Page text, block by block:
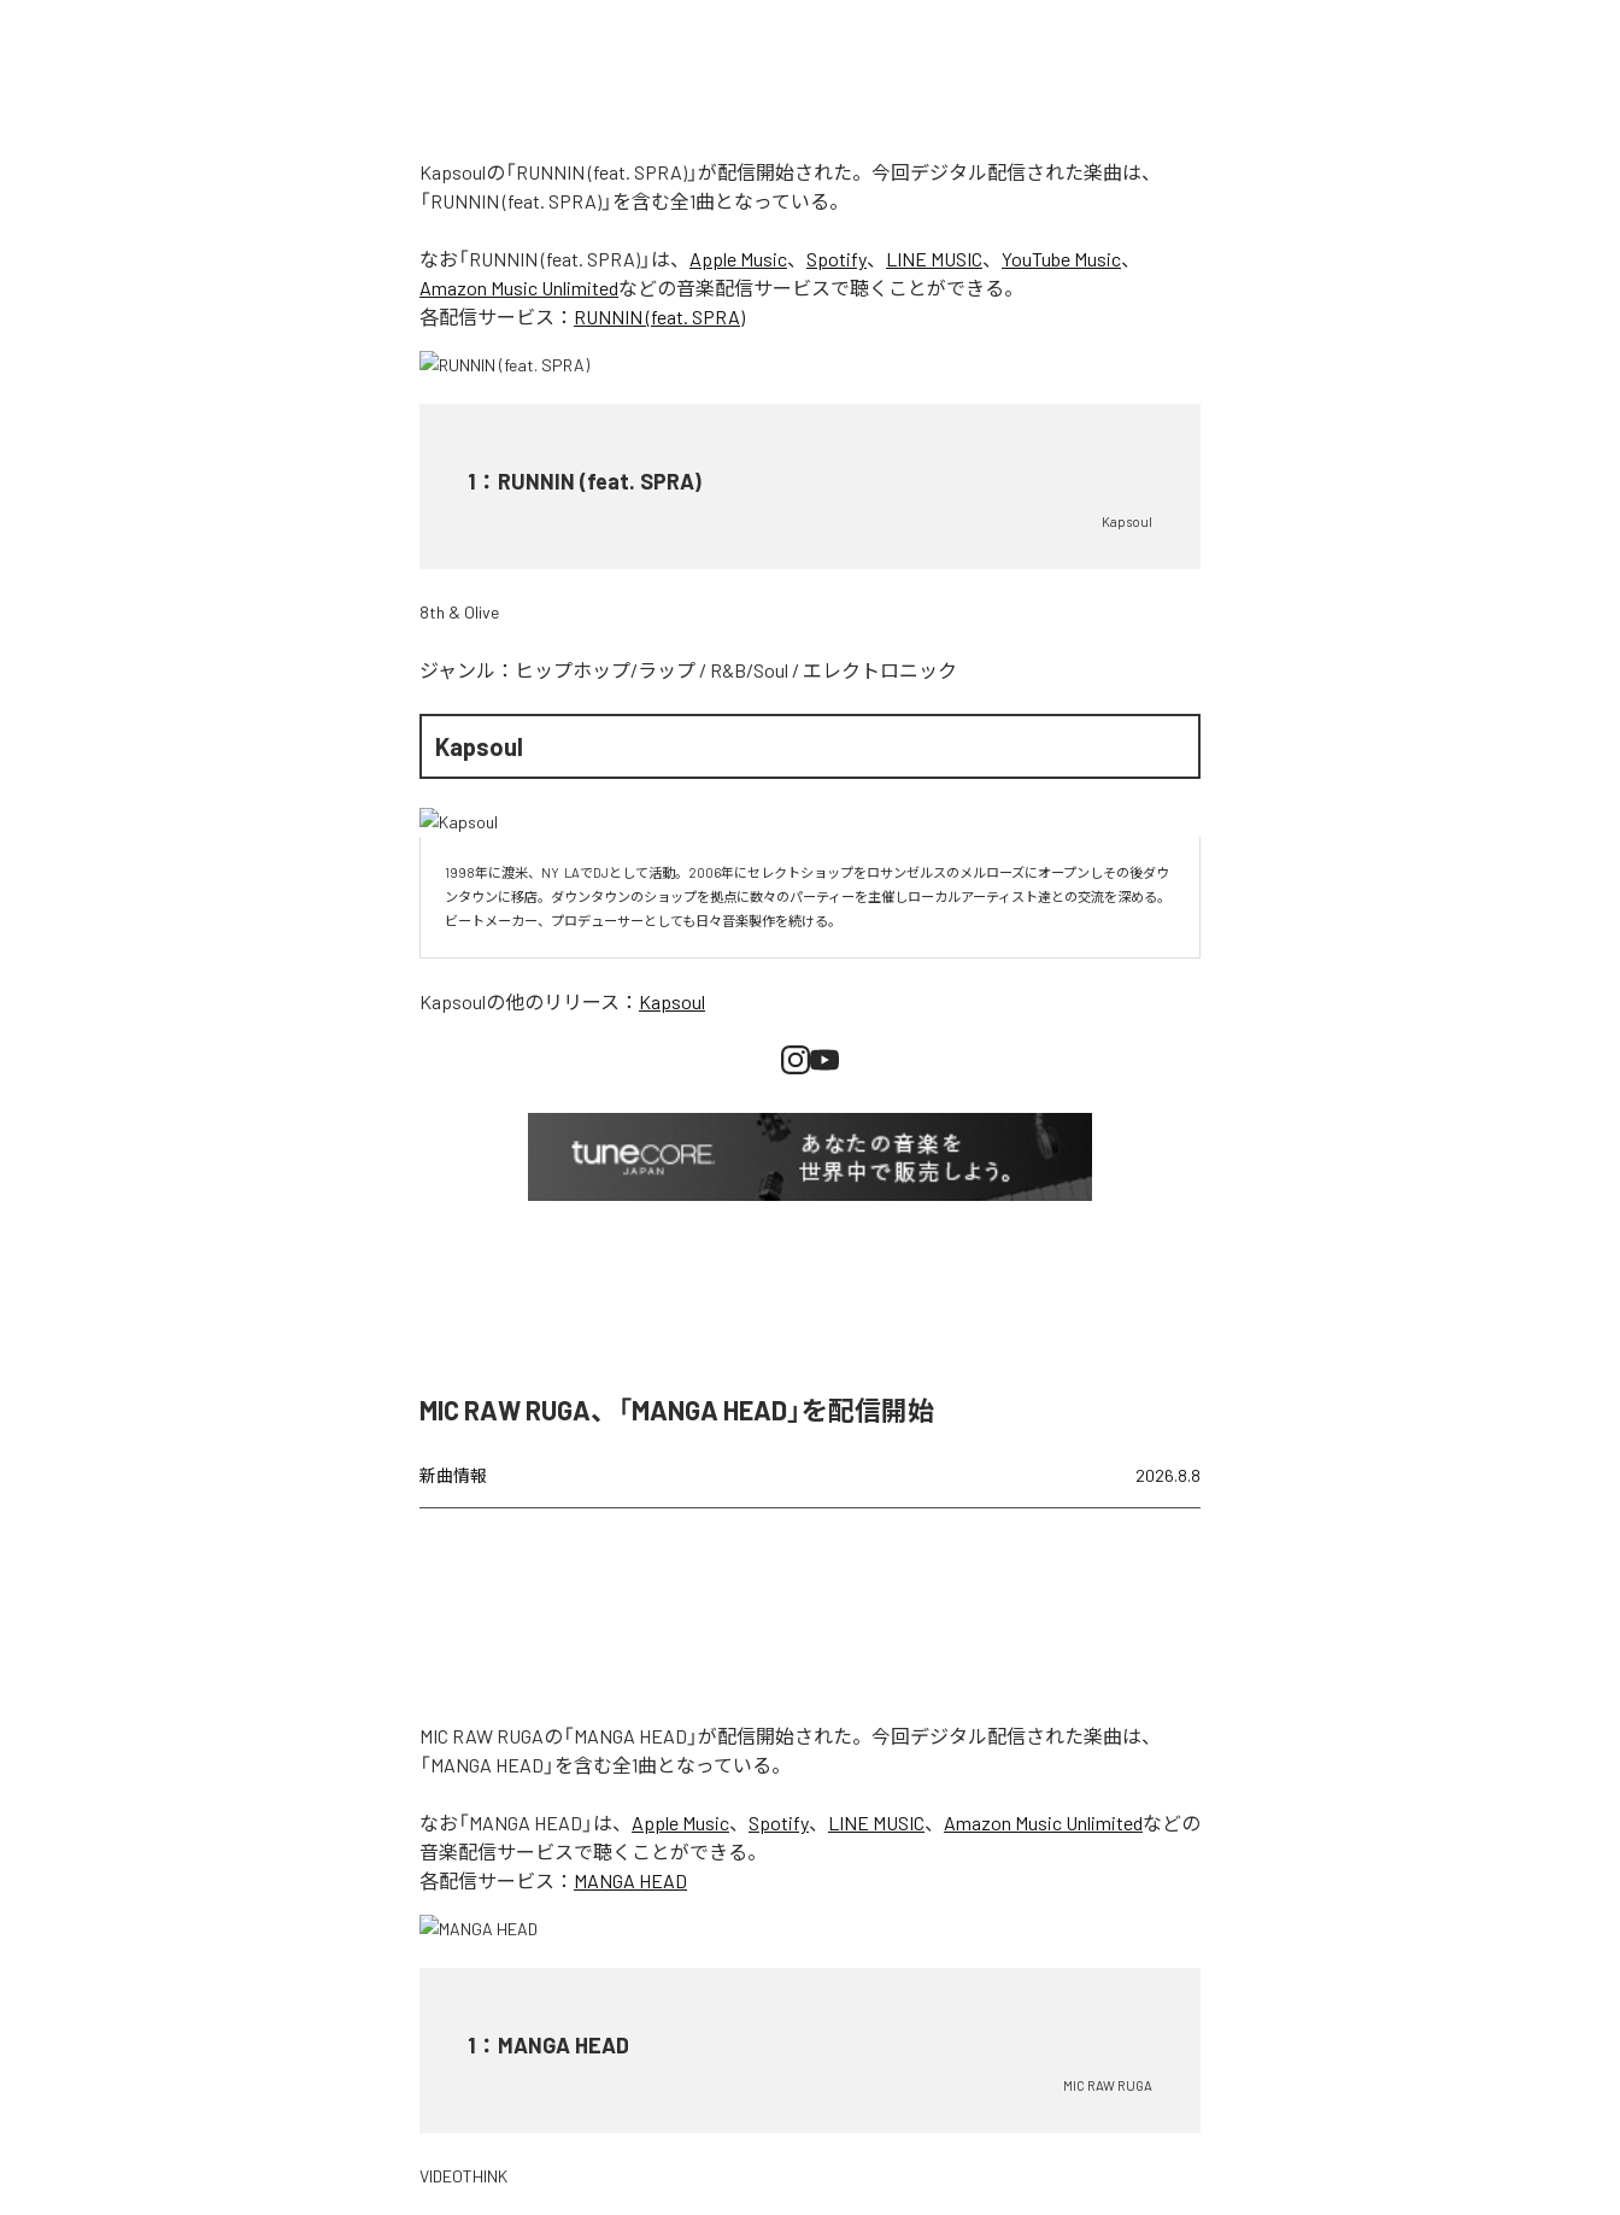
Kapsoulの「RUNNIN (feat. SPRA)」が配信開始された。今回デジタル配信された楽曲は、
「RUNNIN (feat. SPRA)」を含む全1曲となっている。
なお「RUNNIN (feat. SPRA) 」は、 Apple Music、 Spotify、 LINE MUSIC、 YouTube Music、
Amazon Music Unlimitedなどの音楽配信サービスで聴くことができる。
各配信サービス： RUNNIN (feat. SPRA)
1 ： RUNNIN (feat. SPRA)
Kapsoul
8th & Olive
ジャンル： ヒップホップ/ラップ / R&B/Soul / エレクトロニック
Kapsoul
1998年に渡米、NY  LAでDJとして活動。2006年にセレクトショップをロサンゼルスのメルローズにオープンしその後ダウ
ンタウンに移店。ダウンタウンのショップを拠点に数々のパーティーを主催しローカルアーティスト達との交流を深める。
ビートメーカー、プロデューサーとしても日々音楽製作を続ける。
Kapsoulの他のリリース： Kapsoul
MIC RAW RUGA、「MANGA HEAD」を配信開始
新曲情報 2026.8.8
MIC RAW RUGAの「MANGA HEAD」が配信開始された。今回デジタル配信された楽曲は、
「MANGA HEAD」を含む全1曲となっている。
なお「MANGA HEAD 」は、 Apple Music、 Spotify、 LINE MUSIC、 Amazon Music Unlimitedなどの
音楽配信サービスで聴くことができる。
各配信サービス： MANGA HEAD
1 ： MANGA HEAD
MIC RAW RUGA
VIDEOTHINK